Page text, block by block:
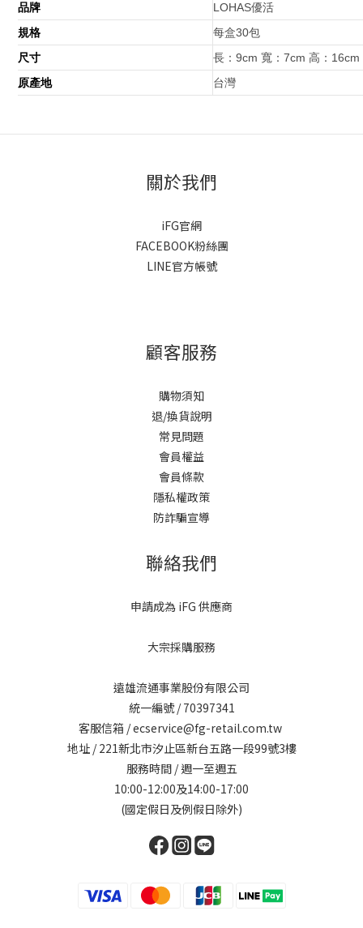
品牌
LOHAS優活
規格
每盒30包
尺寸
長：9cm 寬：7cm 高：16cm
原產地
台灣
關於我們
iFG官網
FACEBOOK粉絲團
LINE官方帳號
顧客服務
購物須知
退/換貨說明
常見問題
會員權益
會員條款
隱私權政策
防詐騙宣導
聯絡我們
申請成為 iFG 供應商
大宗採購服務
遠雄流通事業股份有限公司
統一編號 / 70397341
客服信箱 / ecservice@fg-retail.com.tw
地址 / 221新北市汐止區新台五路一段99號3樓
服務時間 / 週一至週五
10:00-12:00及14:00-17:00
(國定假日及例假日除外)